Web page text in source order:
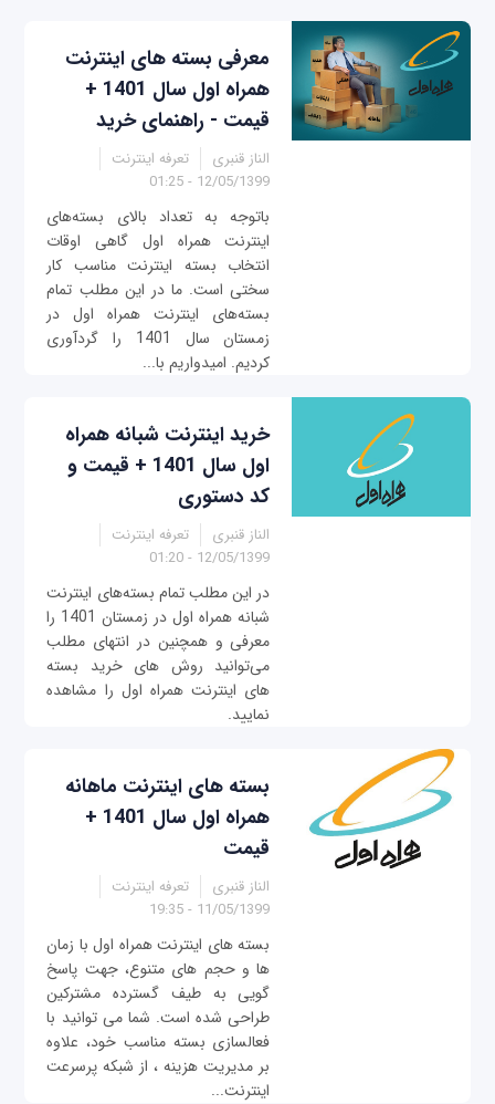
معرفی بسته‌ های اینترنت
همراه اول سال 1401 +
قیمت - راهنمای خرید
الناز قنبری
تعرفه اینترنت
12/05/1399 - 01:25
باتوجه به تعداد بالای بسته‌های
اینترنت همراه اول گاهی اوقات
انتخاب بسته اینترنت مناسب کار
سختی است. ما در این مطلب تمام
بسته‌های اینترنت همراه اول در
زمستان سال 1401 را گردآوری
کردیم. امیدواریم با...
خرید اینترنت شبانه همراه
اول سال 1401 + قیمت و
کد دستوری
الناز قنبری
تعرفه اینترنت
12/05/1399 - 01:20
در این مطلب تمام بسته‌های اینترنت
شبانه همراه اول در زمستان 1401 را
معرفی و همچنین در انتهای مطلب
می‌توانید روش های خرید بسته
های اینترنت همراه اول را مشاهده
نمایید.
بسته‌ های اینترنت ماهانه
همراه اول سال 1401 +
قیمت
الناز قنبری
تعرفه اینترنت
11/05/1399 - 19:35
بسته های اینترنت همراه اول با زمان
ها و حجم های متنوع، جهت پاسخ
گویی به طیف گسترده مشترکین
طراحی شده است. شما می توانید با
فعالسازی بسته مناسب خود، علاوه
بر مدیریت هزینه ، از شبکه پرسرعت
اینترنت...